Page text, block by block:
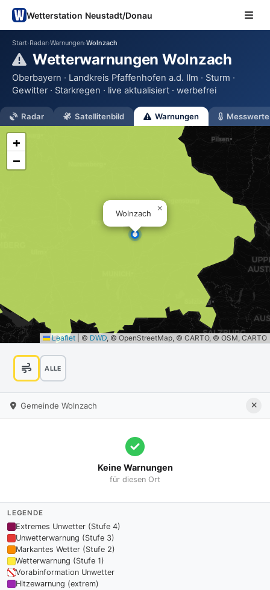
Wetterstation Neustadt/Donau
Start›Radar›Warnungen›Wolnzach
Wetterwarnungen Wolnzach
Oberbayern · Landkreis Pfaffenhofen a.d. Ilm · Sturm ·
Gewitter · Starkregen · live aktualisiert · werbefrei
Radar Satellitenbild Warnungen Messwerte
Wolnzach ×
+
−
Leaflet © DWD, © OpenStreetMap, © CARTO, © OSM, CARTO
ALLE
Gemeinde Wolnzach
Keine Warnungen
für diesen Ort
LEGENDE
Extremes Unwetter (Stufe 4)
Unwetterwarnung (Stufe 3)
Markantes Wetter (Stufe 2)
Wetterwarnung (Stufe 1)
Vorabinformation Unwetter
Hitzewarnung (extrem)